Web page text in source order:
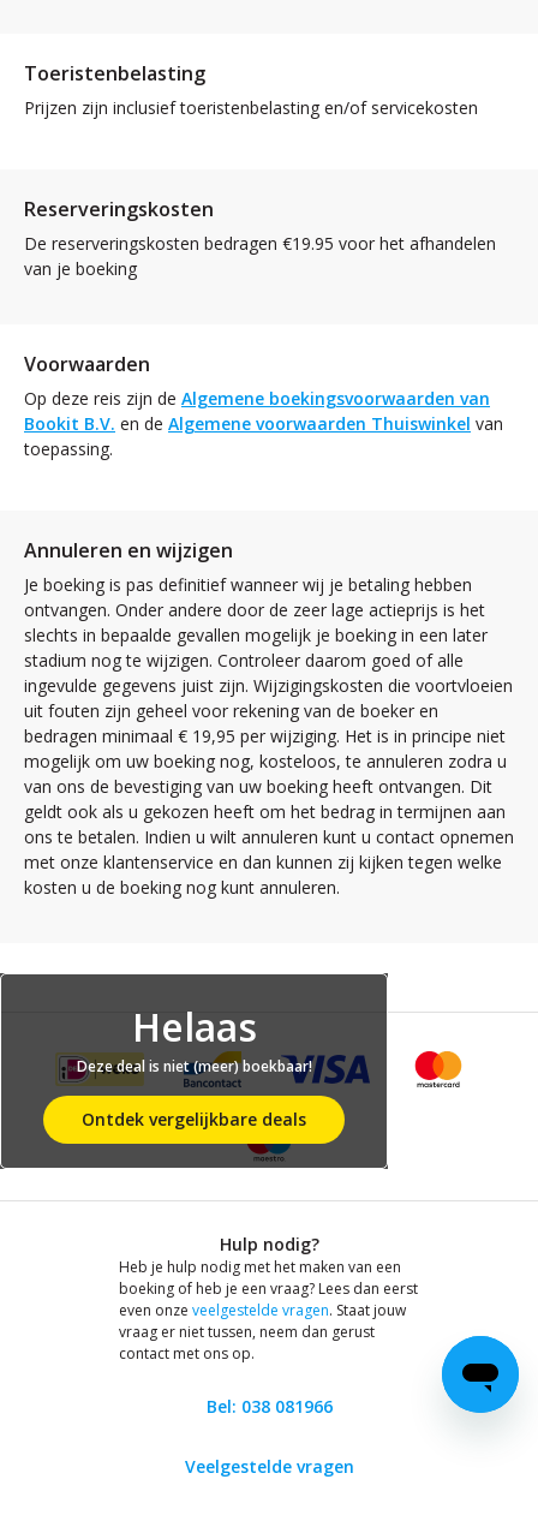
Toeristenbelasting
Prijzen zijn inclusief toeristenbelasting en/of servicekosten
Reserveringskosten
De reserveringskosten bedragen €19.95 voor het afhandelen
van je boeking
Voorwaarden
Op deze reis zijn de Algemene boekingsvoorwaarden van
Bookit B.V. en de Algemene voorwaarden Thuiswinkel van
toepassing.
Annuleren en wijzigen
Je boeking is pas definitief wanneer wij je betaling hebben
ontvangen. Onder andere door de zeer lage actieprijs is het
slechts in bepaalde gevallen mogelijk je boeking in een later
stadium nog te wijzigen. Controleer daarom goed of alle
ingevulde gegevens juist zijn. Wijzigingskosten die voortvloeien
uit fouten zijn geheel voor rekening van de boeker en
bedragen minimaal € 19,95 per wijziging. Het is in principe niet
mogelijk om uw boeking nog, kosteloos, te annuleren zodra u
van ons de bevestiging van uw boeking heeft ontvangen. Dit
geldt ook als u gekozen heeft om het bedrag in termijnen aan
ons te betalen. Indien u wilt annuleren kunt u contact opnemen
met onze klantenservice en dan kunnen zij kijken tegen welke
kosten u de boeking nog kunt annuleren.
Helaas
Deze deal is niet (meer) boekbaar!
Ontdek vergelijkbare deals
Hulp nodig?
Heb je hulp nodig met het maken van een
boeking of heb je een vraag? Lees dan eerst
even onze veelgestelde vragen. Staat jouw
vraag er niet tussen, neem dan gerust
contact met ons op.
Bel: 038 081966
Veelgestelde vragen